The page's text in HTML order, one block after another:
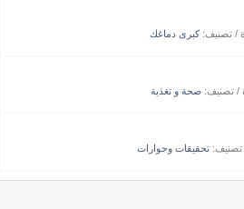
/ تصنيف:كبرى دماغك
/ تصنيف: صحة و تغذية
تصنيف: تحقيقات وحوارات